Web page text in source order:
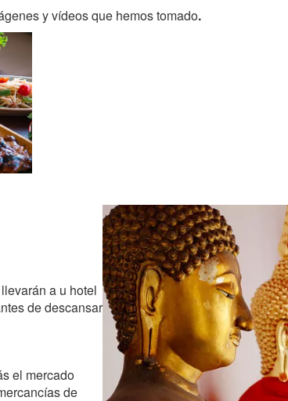
y vídeos que hemos tomado.
a u hotel
de descansar
el mercado
de